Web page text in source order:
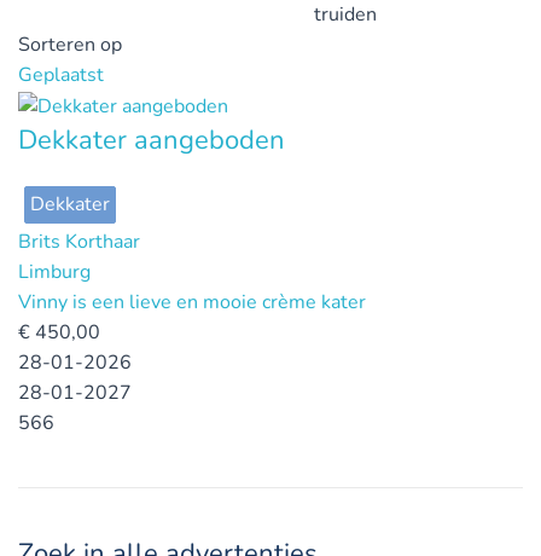
truiden
Sorteren op
Geplaatst
Dekkater aangeboden
Dekkater
Brits Korthaar
Limburg
Vinny is een lieve en mooie crème kater
€ 450,00
28-01-2026
28-01-2027
566